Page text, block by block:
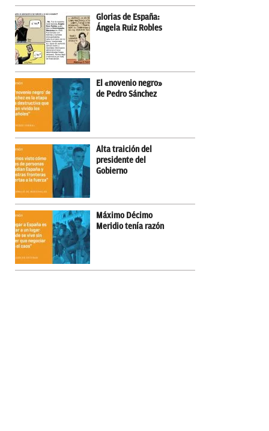
Glorias de España:
Ángela Ruiz Robles
El «novenio negro»
de Pedro Sánchez
Alta traición del
presidente del
Gobierno
Máximo Décimo
Meridio tenía razón